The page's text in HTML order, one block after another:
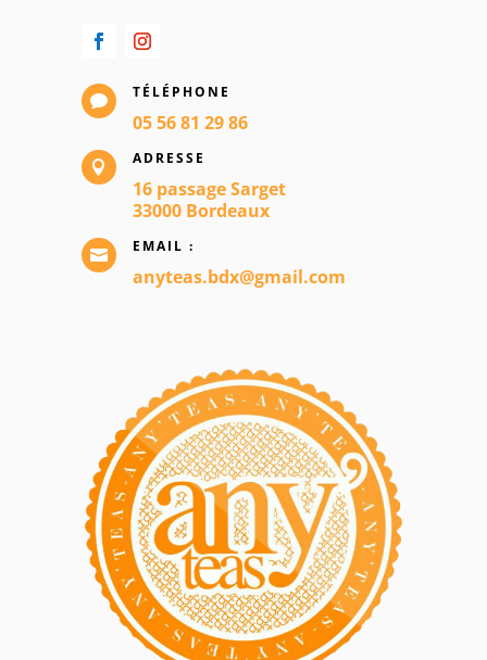
 TÉLÉPHONE
05 56 81 29 86
 ADRESSE
16 passage Sarget
33000 Bordeaux
 EMAIL :
anyteas.bdx@gmail.com